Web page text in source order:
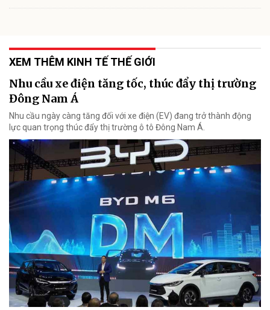
XEM THÊM KINH TẾ THẾ GIỚI
Nhu cầu xe điện tăng tốc, thúc đẩy thị trường
Đông Nam Á
Nhu cầu ngày càng tăng đối với xe điện (EV) đang trở thành động
lực quan trọng thúc đẩy thị trường ô tô Đông Nam Á.